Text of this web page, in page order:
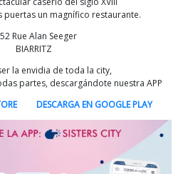
puertas un magnífico restaurante.
52 Rue Alan Seeger
BIARRITZ
la envidia de toda la city,
partes, descargándote nuestra APP
DESCARGA EN GOOGLE PLAY